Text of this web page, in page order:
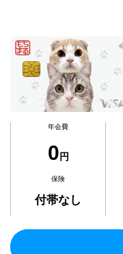
年会費
0 円
保険
付帯なし